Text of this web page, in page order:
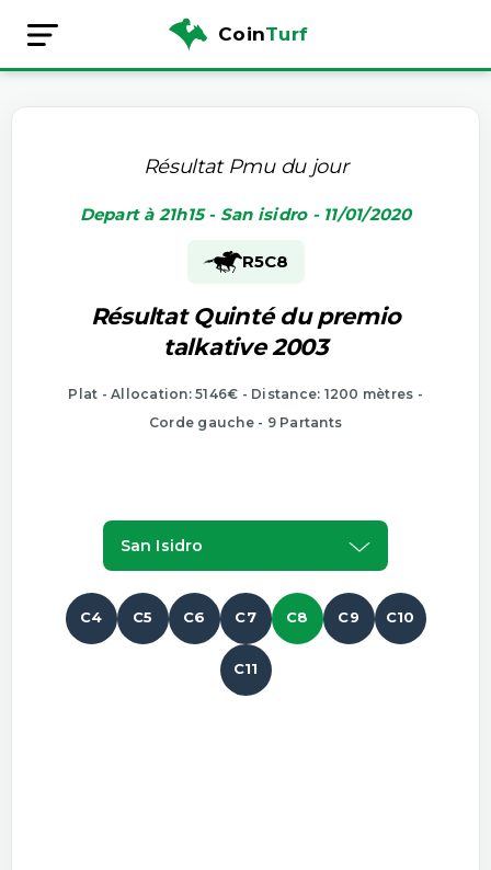
CoinTurf
Résultat Pmu du jour
Depart à 21h15 - San isidro - 11/01/2020
R5C8
Résultat Quinté du premio
talkative 2003
Plat - Allocation: 5146€ - Distance: 1200 mètres -
Corde gauche - 9 Partants
San Isidro
C4 C5 C6 C7 C8 C9 C10
C11